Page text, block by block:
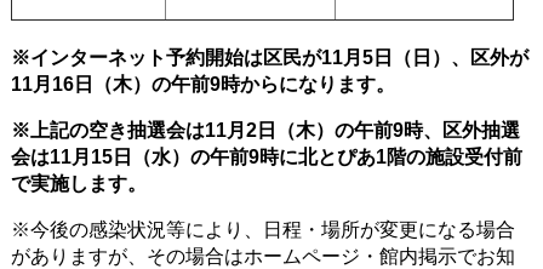
※インターネット予約開始は区民が11月5日（日）、区外が
11月16日（木）の午前9時からになります。
※上記の空き抽選会は11月2日（木）の午前9時、区外抽選
会は11月15日（水）の午前9時に北とぴあ1階の施設受付前
で実施します。
※今後の感染状況等により、日程・場所が変更になる場合
がありますが、その場合はホームページ・館内掲示でお知